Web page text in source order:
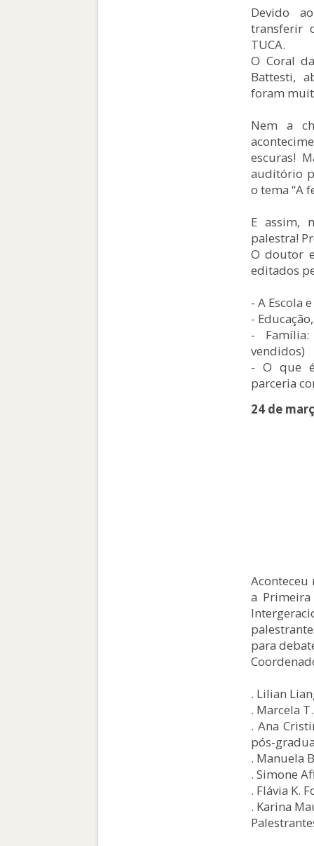
Devido
transferir
TUCA.
O Coral
Battesti,
foram
Nem a
escuras!
auditório
o tema “A
E assim,
palestra!
O doutor
editados
- A Escola
-
-
vendidos)
- O que
parceria
24 de
Aconteceu
a
para
. Lilian
. Marcela
. Ana
pós-
. Manuela
. Simone
. Flávia K.
. Karina